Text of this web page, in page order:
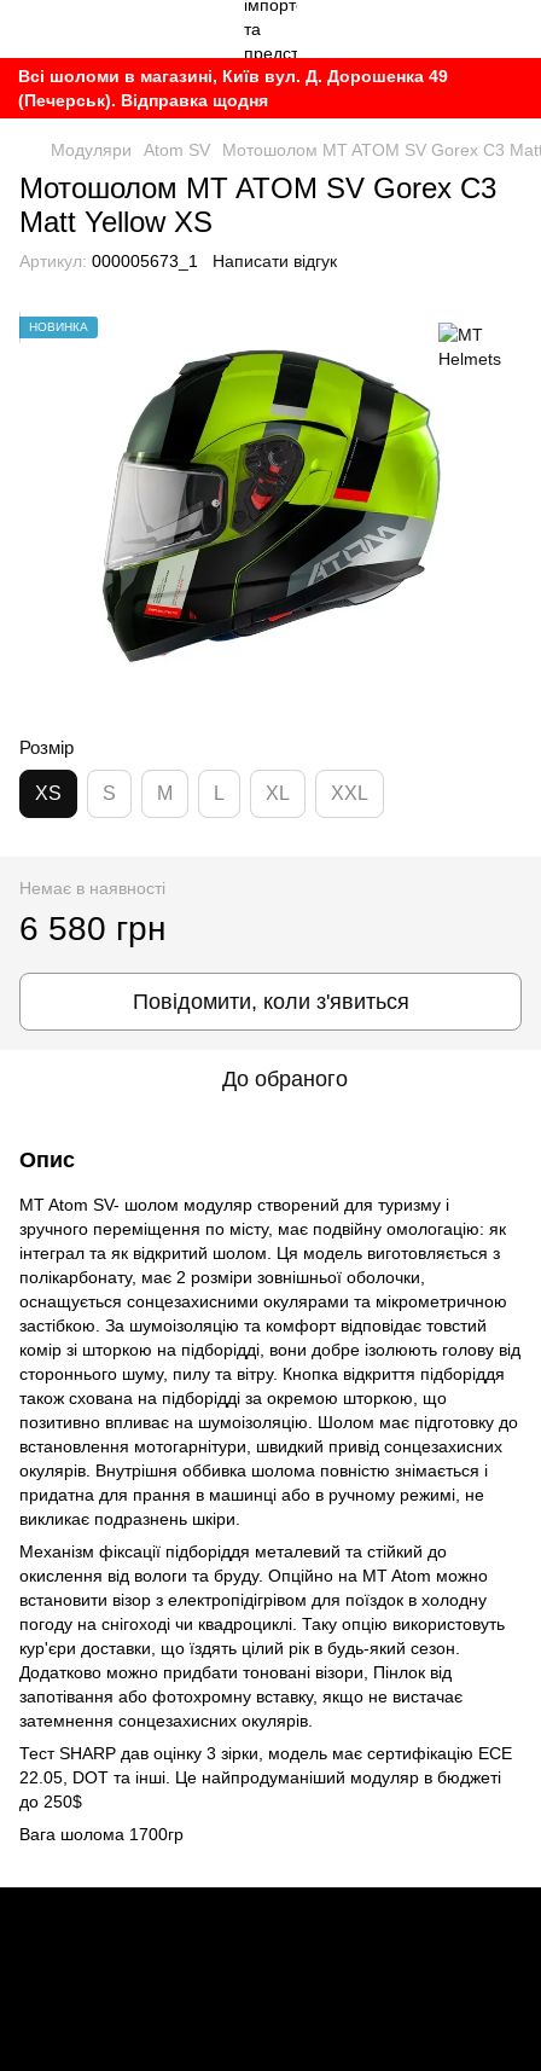
Всі шоломи в магазині, Київ вул. Д. Дорошенка 49
(Печерськ). Відправка щодня
Модуляри Atom SV Мотошолом MT ATOM SV Gorex C3
Мотошолом MT ATOM SV Gorex C3
Matt Yellow XS
Артикул: 000005673_1 Написати відгук
НОВИНКА
Розмір
XS S M L XL XXL
Немає в наявності
6 580 грн
Повідомити, коли з'явиться
До обраного
Опис
MT Atom SV- шолом модуляр створений для туризму і
зручного переміщення по місту, має подвійну омологацію: як
інтеграл та як відкритий шолом. Ця модель виготовляється з
полікарбонату, має 2 розміри зовнішньої оболочки,
оснащується сонцезахисними окулярами та мікрометричною
застібкою. За шумоізоляцію та комфорт відповідає товстий
комір зі шторкою на підборідді, вони добре ізолюють голову від
стороннього шуму, пилу та вітру. Кнопка відкриття підборіддя
також схована на підборідді за окремою шторкою, що
позитивно впливає на шумоізоляцію. Шолом має підготовку до
встановлення мотогарнітури, швидкий привід сонцезахисних
окулярів. Внутрішня оббивка шолома повністю знімається і
придатна для прання в машинці або в ручному режимі, не
викликає подразнень шкіри.
Механізм фіксації підборіддя металевий та стійкий до
окислення від вологи та бруду. Опційно на MT Atom можно
встановити візор з електропідігрівом для поїздок в холодну
погоду на снігоході чи квадроциклі. Таку опцію використовуть
кур'єри доставки, що їздять цілий рік в будь-який сезон.
Додатково можно придбати тоновані візори, Пінлок від
запотівання або фотохромну вставку, якщо не вистачає
затемнення сонцезахисних окулярів.
Тест SHARP дав оцінку 3 зірки, модель має сертифікацію ЕСЕ
22.05, DOT та інші. Це найпродуманіший модуляр в бюджеті
до 250$
Вага шолома 1700гр